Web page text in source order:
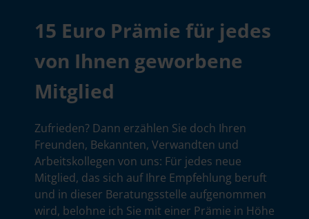
15 Euro Prämie für jedes
von Ihnen geworbene
Mitglied
Zufrieden? Dann erzählen Sie doch Ihren
Freunden, Bekannten, Verwandten und
Arbeitskollegen von uns: Für jedes neue
Mitglied, das sich auf Ihre Empfehlung beruft
und in dieser Beratungsstelle aufgenommen
wird, belohne ich Sie mit einer Prämie in Höhe